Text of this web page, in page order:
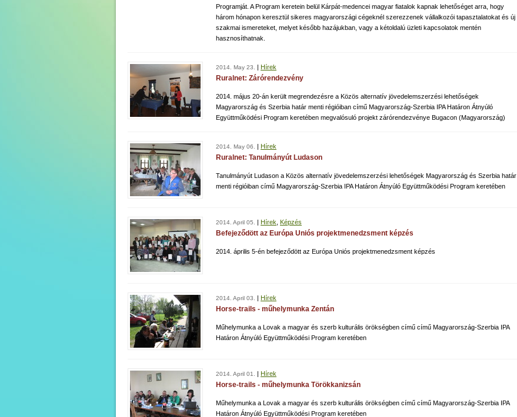
Programját. A Program keretein belül Kárpát-medencei magyar fiatalok kapnak lehetőséget arra, hogy
három hónapon keresztül sikeres magyarországi cégeknél szerezzenek vállalkozói tapasztalatokat és új
szakmai ismereteket, melyet később hazájukban, vagy a kétoldalú üzleti kapcsolatok mentén
hasznosíthatnak.
2014. May 23. | Hírek
Ruralnet: Zárórendezvény
2014. május 20-án került megrendezésre a Közös alternatív jövedelemszerzési lehetőségek
Magyarország és Szerbia határ menti régióiban című Magyarország-Szerbia IPA Határon Átnyúló
Együttműködési Program keretében megvalósuló projekt zárórendezvénye Bugacon (Magyarország)
2014. May 06. | Hírek
Ruralnet: Tanulmányút Ludason
Tanulmányút Ludason a Közös alternatív jövedelemszerzési lehetőségek Magyarország és Szerbia határ
menti régióiban című Magyarország-Szerbia IPA Határon Átnyúló Együttműködési Program keretében
2014. April 05. | Hírek Képzés
Befejeződött az Európa Uniós projektmenedzsment képzés
2014. április 5-én befejeződött az Európa Uniós projektmenedzsment képzés
2014. April 03. | Hírek
Horse-trails - műhelymunka Zentán
Műhelymunka a Lovak a magyar és szerb kulturális örökségben című című Magyarország-Szerbia IPA
Határon Átnyúló Együttműködési Program keretében
2014. April 01. | Hírek
Horse-trails - műhelymunka Törökkanizsán
Műhelymunka a Lovak a magyar és szerb kulturális örökségben című című Magyarország-Szerbia IPA
Határon Átnyúló Együttműködési Program keretében